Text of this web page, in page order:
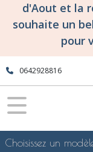
d'Aout et la
souhaite un
pour
0642928816